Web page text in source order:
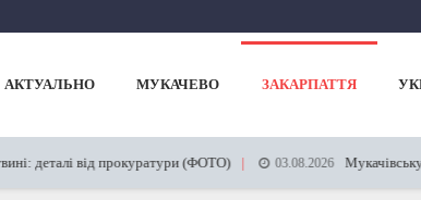
АКТУАЛЬНО МУКАЧЕВО ЗАКАРПАТТЯ
від прокуратури (ФОТО) 03.08.2026 Мукачівську вулицю